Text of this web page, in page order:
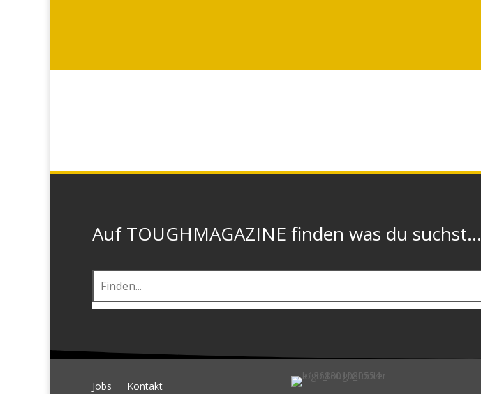
Auf TOUGHMAGAZINE finden was du suchst...
Jobs
Kontakt